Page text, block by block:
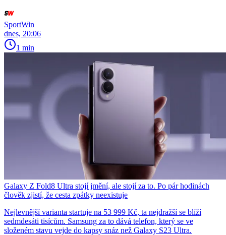
SportWin
dnes, 20:06
1 min
Galaxy Z Fold8 Ultra stojí jmění, ale stojí za to. Po pár hodinách
člověk zjistí, že cesta zpátky neexistuje
Nejlevnější varianta startuje na 53 999 Kč, ta nejdražší se blíží
sedmdesáti tisícům. Samsung za to dává telefon, který se ve
složeném stavu vejde do kapsy snáz než Galaxy S23 Ultra.